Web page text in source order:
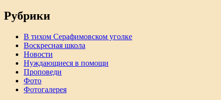
Рубрики
В тихом Серафимовском уголке
Воскресная школа
Новости
Нуждающиеся в помощи
Проповеди
Фото
Фотогалерея